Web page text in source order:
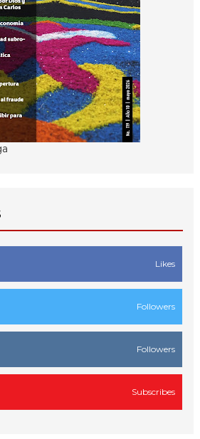
Likes
Followers
Followers
Subscribes